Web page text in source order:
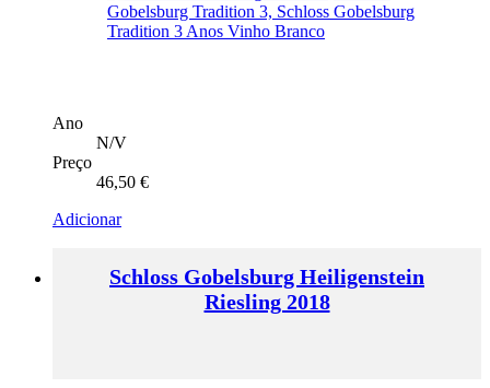
Ano
N/V
Preço
46,50 €
Adicionar
Schloss Gobelsburg Heiligenstein
Riesling 2018